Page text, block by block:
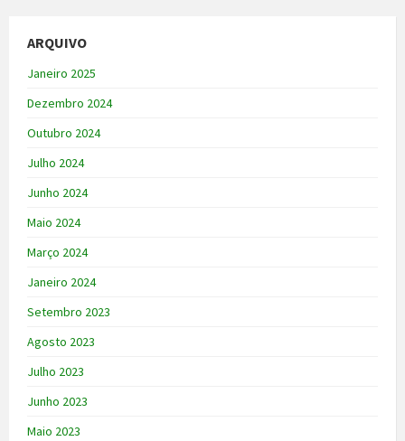
ARQUIVO
Janeiro 2025
Dezembro 2024
Outubro 2024
Julho 2024
Junho 2024
Maio 2024
Março 2024
Janeiro 2024
Setembro 2023
Agosto 2023
Julho 2023
Junho 2023
Maio 2023